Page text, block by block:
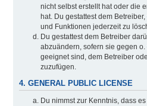
nicht selbst erstellt hat oder die
hat. Du gestattest dem
und Funktionen jederzeit zu
Du gestattest dem Betreiber
abzuändern, sofern sie gegen
geeignet sind, dem Betreiber
zuzufügen.
4. GENERAL PUBLIC LICENSE
Du nimmst zur Kenntnis, dass